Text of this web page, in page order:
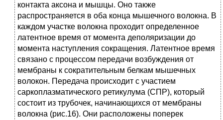
контакта аксона и мышцы. Оно также
распространяется в оба конца мышечного волокна. В
каждом участке волокна проходит определенное
латентное время от момента деполяризации до
момента наступления сокращения. Латентное время
связано с процессом передачи возбуждения от
мембраны к сократительным белкам мышечных
волокон. Передача происходит с участием
саркоплазматического ретикулума (СПР), который
состоит из трубочек, начинающихся от мембраны
волокна (рис.16). Они расположены поперек